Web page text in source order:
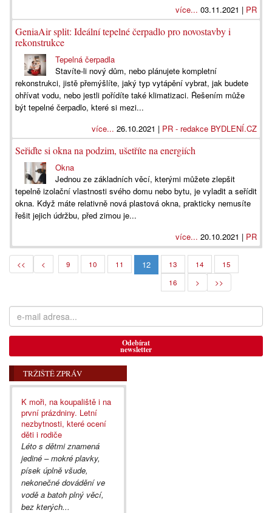
více... 03.11.2021 | PR
GeniaAir split: Ideální tepelné čerpadlo pro novostavby i
rekonstrukce
Tepelná čerpadla
Stavíte-li nový dům, nebo plánujete kompletní
rekonstrukci, jistě přemýšlíte, jaký typ vytápění vybrat, jak budete
ohřívat vodu, nebo jestli pořídíte také klimatizaci. Řešením může
být tepelné čerpadlo, které si mezi...
více... 26.10.2021 | PR - redakce BYDLENÍ.CZ
Seřiďte si okna na podzim, ušetříte na energiích
Okna
Jednou ze základních věcí, kterými můžete zlepšit
tepelně izolační vlastnosti svého domu nebo bytu, je vyladit a seřídit
okna. Když máte relativně nová plastová okna, prakticky nemusíte
řešit jejich údržbu, před zimou je...
více... 20.10.2021 | PR
<< < 9 10 11 12 13 14
15
16
> >>
Odebírat
newsletter
TRŽIŠTĚ ZPRÁV
K moři, na koupaliště i na
první prázdniny. Letní
nezbytnosti, které ocení
děti i rodiče
Léto s dětmi znamená
jediné – mokré plavky,
písek úplně všude,
nekonečné dovádění ve
vodě a batoh plný věcí,
bez kterých...